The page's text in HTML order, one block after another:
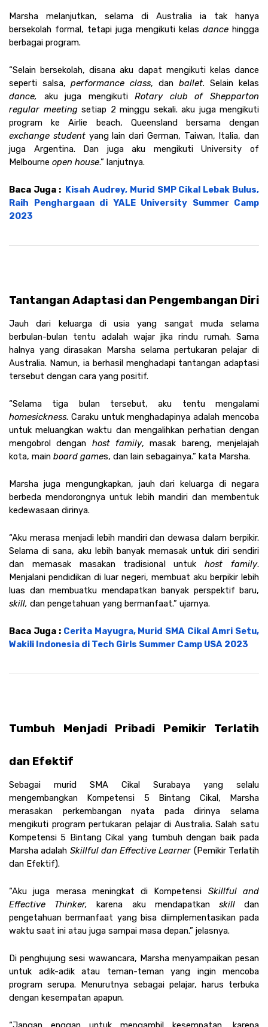
Marsha melanjutkan, selama di Australia ia tak hanya
bersekolah formal, tetapi juga mengikuti kelas dance hingga
berbagai program.
“Selain bersekolah, disana aku dapat mengikuti kelas dance
seperti salsa, performance class, dan ballet.
dance,
aku juga mengikuti Rotary club of Shepparton
regular meeting setiap 2 minggu sekali. aku juga mengikuti
exchange student yang lain dari German, Taiwan, Italia, dan
juga Argentina. Dan juga aku mengikuti University of
Melbourne open house.” lanjutnya.
Baca Juga : Kisah Audrey, Murid SMP Cikal Lebak Bulus,
Raih Penghargaan di YALE University Summer Camp
2023
Tantangan Adaptasi dan Pengembangan Diri
Jauh dari keluarga di usia yang sangat muda selama
berbulan-bulan tentu adalah wajar jika rindu rumah. Sama
halnya yang dirasakan Marsha selama pertukaran pelajar di
Australia. Namun, ia berhasil menghadapi tantangan adaptasi
tersebut dengan cara yang positif.
homesickness. Caraku untuk menghadapinya adalah mencoba
untuk meluangkan waktu dan mengalihkan perhatian dengan
mengobrol dengan host family, masak bareng, menjelajah
kota, main board games, dan lain sebagainya.” kata Marsha.
Marsha juga mengungkapkan, jauh dari keluarga di negara
berbeda mendorongnya untuk lebih mandiri dan membentuk
kedewasaan dirinya.
“Aku merasa menjadi lebih mandiri dan dewasa dalam berpikir.
Selama di sana, aku lebih banyak memasak untuk diri sendiri
dan memasak masakan tradisional untuk host family.
Menjalani pendidikan di luar negeri, membuat aku berpikir lebih
luas dan membuatku mendapatkan banyak perspektif baru,
skill, dan pengetahuan yang bermanfaat.” ujarnya.
Baca Juga : Cerita Mayugra, Murid SMA Cikal Amri Setu,
Wakili Indonesia di Tech Girls Summer Camp USA 2023
Tumbuh Menjadi Pribadi Pemikir Terlatih
dan Efektif
Sebagai murid SMA Cikal Surabaya yang selalu
mengembangkan Kompetensi 5 Bintang Cikal, Marsha
merasakan perkembangan nyata pada dirinya selama
mengikuti program pertukaran pelajar di Australia. Salah satu
Kompetensi 5 Bintang Cikal yang tumbuh dengan baik pada
Marsha adalah Skillful dan Effective Learner (Pemikir Terlatih
dan Efektif).
“Aku juga merasa meningkat di Kompetensi Skillful and
Effective Thinker,
karena aku mendapatkan skill dan
pengetahuan bermanfaat yang bisa diimplementasikan pada
waktu saat ini atau juga sampai masa depan.” jelasnya.
Di penghujung sesi wawancara, Marsha menyampaikan pesan
untuk adik-adik atau teman-teman yang ingin mencoba
program serupa. Menurutnya sebagai pelajar, harus terbuka
dengan kesempatan apapun.